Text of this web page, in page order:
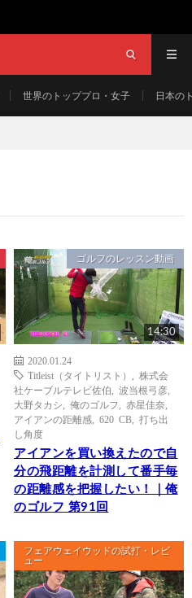
世界のトッププロ・女子 日本の
ゴルフのレッスン動画
14:30
2020.01.24
Titleist（タイトリスト）
株式会
社ケーブルテレビ佐伯
波当根弓彦
大野タカシ
俺のゴルフ 赤星佳奈
アイアンの距離感
620 CB
打ち出
し角度
アイアンを買い換えたので自
分の飛距離を計測して番手毎
の距離感を把握したい！｜俺
のゴルフ 第91回
フェアウェイウッドの試打・レビ
ュー